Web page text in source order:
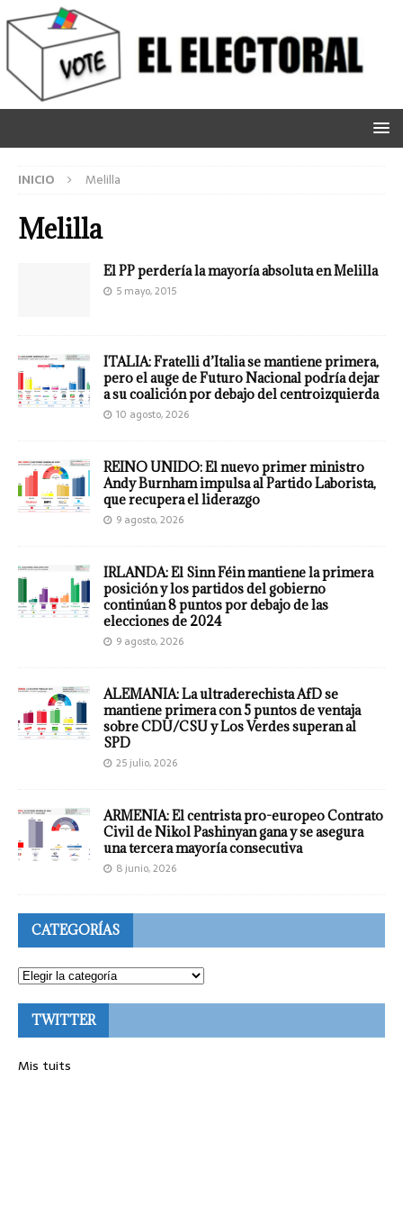
INICIO Melilla
Melilla
El PP perdería la mayoría absoluta en Melilla
5 mayo, 2015
ITALIA: Fratelli d’Italia se mantiene primera,
pero el auge de Futuro Nacional podría dejar
a su coalición por debajo del centroizquierda
10 agosto, 2026
REINO UNIDO: El nuevo primer ministro
Andy Burnham impulsa al Partido Laborista,
que recupera el liderazgo
9 agosto, 2026
IRLANDA: El Sinn Féin mantiene la primera
posición y los partidos del gobierno
continúan 8 puntos por debajo de las
elecciones de 2024
9 agosto, 2026
ALEMANIA: La ultraderechista AfD se
mantiene primera con 5 puntos de ventaja
sobre CDU/CSU y Los Verdes superan al
SPD
25 julio, 2026
ARMENIA: El centrista pro-europeo Contrato
Civil de Nikol Pashinyan gana y se asegura
una tercera mayoría consecutiva
8 junio, 2026
CATEGORÍAS
TWITTER
Mis tuits